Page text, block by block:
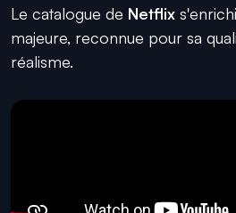
Le catalogue de Netflix
majeure, reconnue pour sa
réalisme.